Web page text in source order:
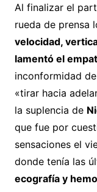
Al finalizar el
rueda de prensa
velocidad,
lamentó el
inconformidad
«tirar hacia
la suplencia de
que fue por
sensaciones el
donde tenía las
ecografía y